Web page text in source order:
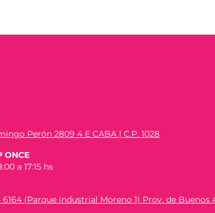
Perón 2809 4 E CABA | C.P. 1028
ONCE
a 17:15 hs
(Parque industrial Moreno 1) Prov. de Buenos